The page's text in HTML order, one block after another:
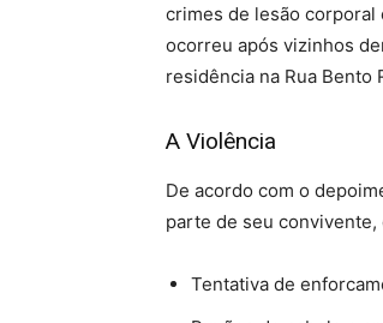
crimes de lesão corporal
ocorreu após vizinhos
residência na Rua Bento
A Violência
De acordo com o
parte de seu convivente,
Tentativa de